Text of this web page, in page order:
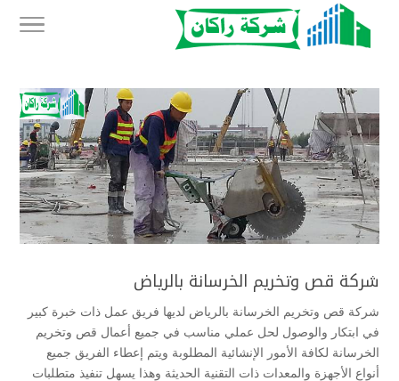
شركة قص وتخريم الخرسانة بالرياض
شركة قص وتخريم الخرسانة بالرياض لديها فريق عمل ذات خبرة كبير
في ابتكار والوصول لحل عملي مناسب في جميع أعمال قص وتخريم
الخرسانة لكافة الأمور الإنشائية المطلوبة ويتم إعطاء الفريق جميع
أنواع الأجهزة والمعدات ذات التقنية الحديثة وهذا يسهل تنفيذ متطلبات